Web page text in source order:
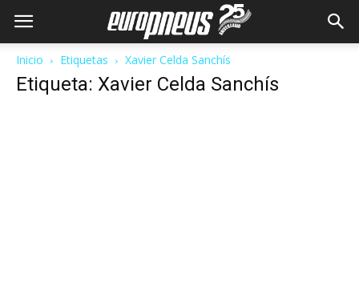
Inicio Etiquetas Xavier Celda Sanchís
Etiqueta: Xavier Celda Sanchís